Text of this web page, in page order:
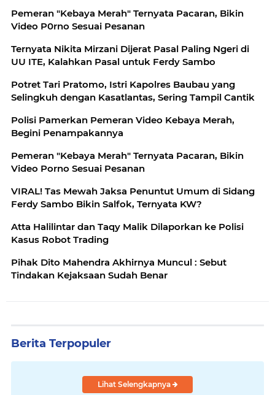
Pemeran "Kebaya Merah" Ternyata Pacaran, Bikin
Video P0rno Sesuai Pesanan
Ternyata Nikita Mirzani Dijerat Pasal Paling Ngeri di
UU ITE, Kalahkan Pasal untuk Ferdy Sambo
Potret Tari Pratomo, Istri Kapolres Baubau yang
Selingkuh dengan Kasatlantas, Sering Tampil Cantik
Polisi Pamerkan Pemeran Video Kebaya Merah,
Begini Penampakannya
Pemeran "Kebaya Merah" Ternyata Pacaran, Bikin
Video Porno Sesuai Pesanan
VIRAL! Tas Mewah Jaksa Penuntut Umum di Sidang
Ferdy Sambo Bikin Salfok, Ternyata KW?
Atta Halilintar dan Taqy Malik Dilaporkan ke Polisi
Kasus Robot Trading
Pihak Dito Mahendra Akhirnya Muncul : Sebut
Tindakan Kejaksaan Sudah Benar
Berita Terpopuler
Lihat Selengkapnya